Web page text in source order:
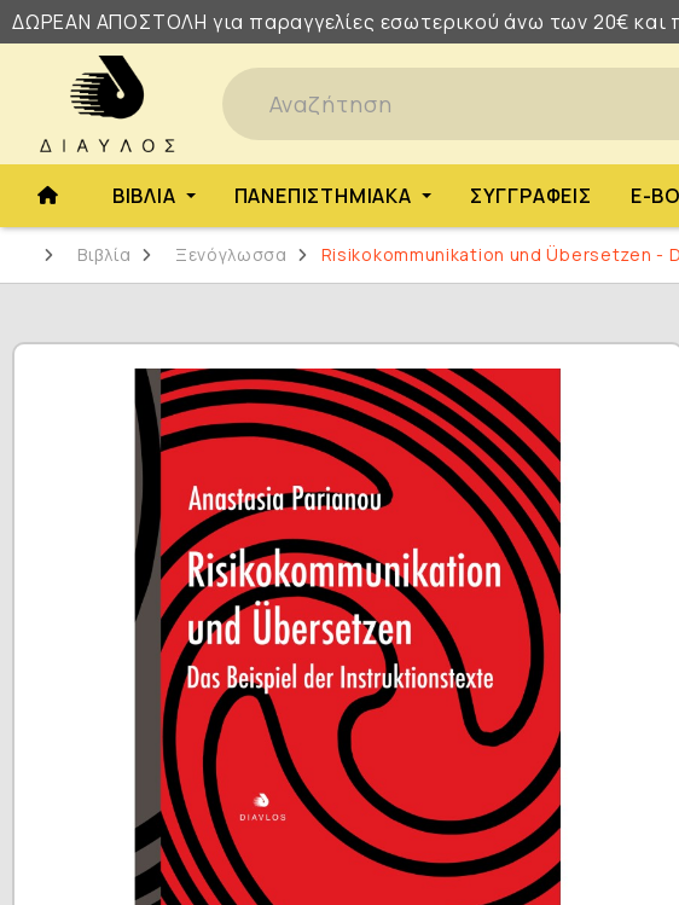
ΔΩΡΕΑΝ ΑΠΟΣΤΟΛΗ για παραγγελίες εσωτερικού άνω των 20€
ΒΙΒΛΊΑ ΠΑΝΕΠΙΣΤΗΜΙΑΚΆ ΣΥΓΓΡΑΦΕΊΣ E-
Βιβλία Ξενόγλωσσα Risikokommunikation und Übersetzen -